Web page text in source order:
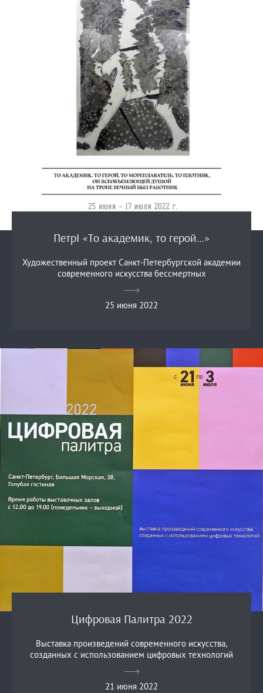
ПетрI «То академик, то герой…»
Художественный проект Санкт-Петербургской академии
современного искусства бессмертных
25 июня 2022
Цифровая Палитра 2022
Выставка произведений современного искусства,
созданных с использованием цифровых технологий
21 июня 2022